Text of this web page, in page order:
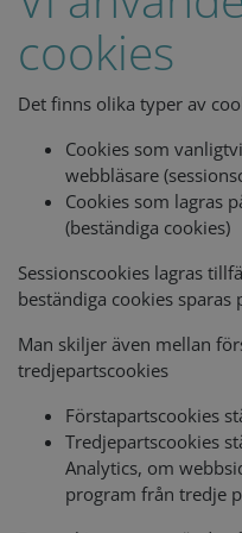
cookies
Det finns olika typer av
Cookies som
webbläsare
Cookies som lagras
(beständiga cookies)
Sessionscookies lagras
beständiga cookies sparas
Man skiljer även mellan
tredjepartscookies
Förstapartscookies
Tredjepartscookies
Analytics, om
program från tredje
Storage
Name